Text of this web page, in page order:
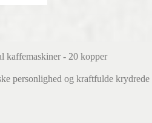
kaffemaskiner - 20 kopper
og kraftfulde